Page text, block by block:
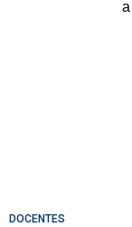
DOCENTES